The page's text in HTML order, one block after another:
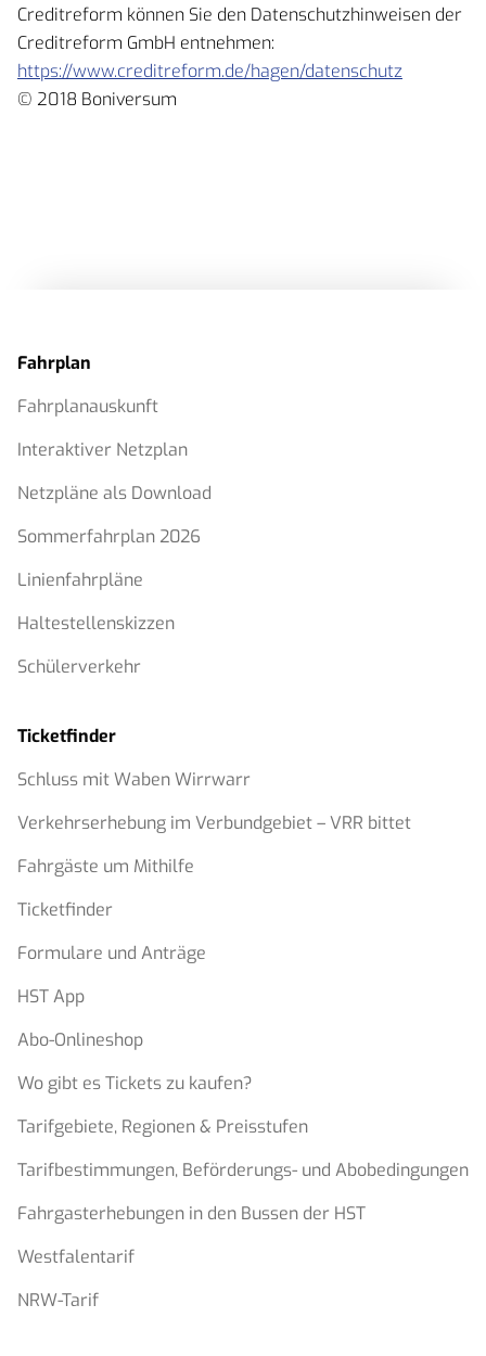
Creditreform können Sie den Datenschutzhinweisen der
Creditreform GmbH entnehmen:
https://www.creditreform.de/hagen/datenschutz
© 2018 Boniversum
Fahrplan
Fahrplanauskunft
Interaktiver Netzplan
Netzpläne als Download
Sommerfahrplan 2026
Linienfahrpläne
Haltestellenskizzen
Schülerverkehr
Ticketfinder
Schluss mit Waben Wirrwarr
Verkehrserhebung im Verbundgebiet – VRR bittet
Fahrgäste um Mithilfe
Ticketfinder
Formulare und Anträge
HST App
Abo-Onlineshop
Wo gibt es Tickets zu kaufen?
Tarifgebiete, Regionen & Preisstufen
Tarifbestimmungen, Beförderungs- und Abobedingungen
Fahrgasterhebungen in den Bussen der HST
Westfalentarif
NRW-Tarif